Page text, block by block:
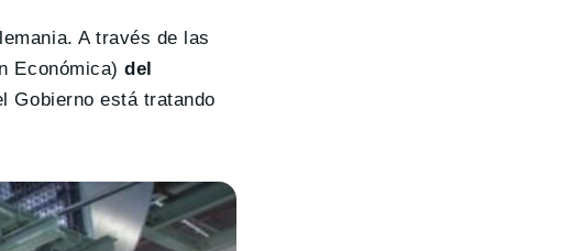
A través de las
Económica)del
Gobierno está tratando